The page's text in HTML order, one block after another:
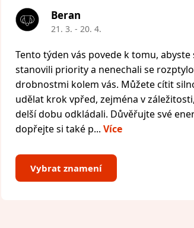
Beran
21. 3. - 20. 4.
Tento týden vás povede k tomu, abyste
stanovili priority a nenechali se
drobnostmi kolem vás. Můžete cítit
udělat krok vpřed, zejména v
delší dobu odkládali. Důvěřujte své
dopřejte si také p... Více
Vybrat znamení